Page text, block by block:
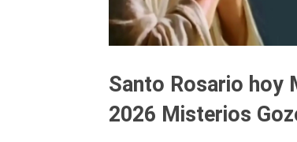
Santo Rosario hoy
2026 Misterios